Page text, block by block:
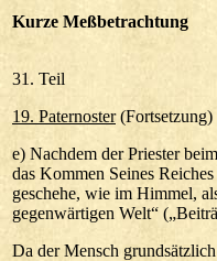
Kurze Meßbetrachtung
31. Teil
19. Paternoster(Fortsetzung)
e) Nachdem der Priester
das Kommen Seines
geschehe, wie im Himmel,
gegenwärtigen Welt“
Da der Mensch